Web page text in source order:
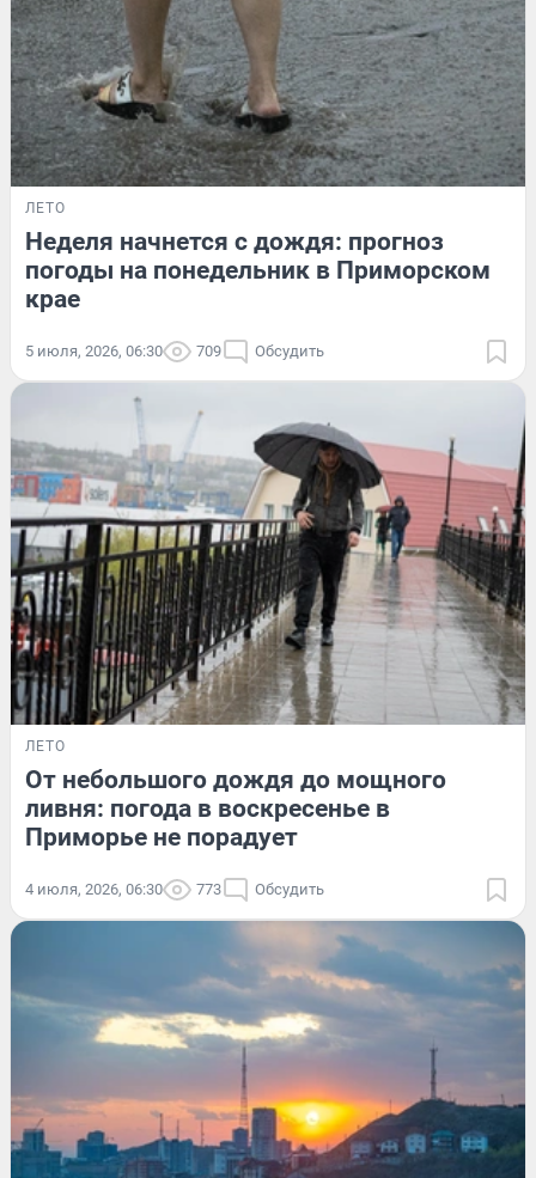
ЛЕТО
Неделя начнется с дождя: прогноз
погоды на понедельник в Приморском
крае
5 июля, 2026, 06:30 709 Обсудить
ЛЕТО
От небольшого дождя до мощного
ливня: погода в воскресенье в
Приморье не порадует
4 июля, 2026, 06:30 773 Обсудить